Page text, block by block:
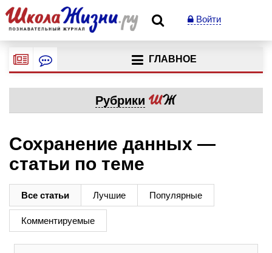
Войти
ГЛАВНОЕ
Рубрики
Сохранение данных —
статьи по теме
Все статьи Лучшие Популярные
Комментируемые